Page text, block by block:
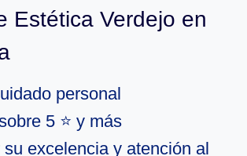
Estética Verdejo en
personal
5 ⭐ y más
excelencia y atención al